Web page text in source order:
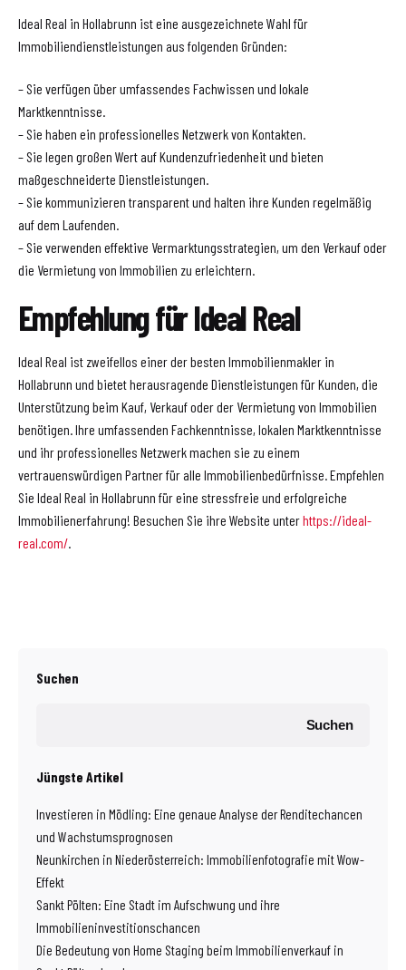
Ideal Real in Hollabrunn ist eine ausgezeichnete Wahl für
Immobiliendienstleistungen aus folgenden Gründen:
– Sie verfügen über umfassendes Fachwissen und lokale
Marktkenntnisse.
– Sie haben ein professionelles Netzwerk von Kontakten.
– Sie legen großen Wert auf Kundenzufriedenheit und bieten
maßgeschneiderte Dienstleistungen.
– Sie kommunizieren transparent und halten ihre Kunden regelmäßig
auf dem Laufenden.
– Sie verwenden effektive Vermarktungsstrategien, um den Verkauf oder
die Vermietung von Immobilien zu erleichtern.
Empfehlung für Ideal Real
Ideal Real ist zweifellos einer der besten Immobilienmakler in
Hollabrunn und bietet herausragende Dienstleistungen für Kunden, die
Unterstützung beim Kauf, Verkauf oder der Vermietung von Immobilien
benötigen. Ihre umfassenden Fachkenntnisse, lokalen Marktkenntnisse
und ihr professionelles Netzwerk machen sie zu einem
vertrauenswürdigen Partner für alle Immobilienbedürfnisse. Empfehlen
Sie Ideal Real in Hollabrunn für eine stressfreie und erfolgreiche
Immobilienerfahrung! Besuchen Sie ihre Website unterhttps://ideal-
real.com/.
Suchen
Suchen
Jüngste Artikel
Investieren in Mödling: Eine genaue Analyse der Renditechancen
und Wachstumsprognosen
Neunkirchen in Niederösterreich: Immobilienfotografie mit Wow-
Effekt
Sankt Pölten: Eine Stadt im Aufschwung und ihre
Immobilieninvestitionschancen
Die Bedeutung von Home Staging beim Immobilienverkauf in